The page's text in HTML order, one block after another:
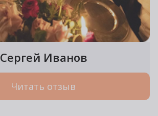
Сергей Иванов
Читать отзыв